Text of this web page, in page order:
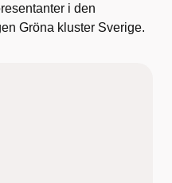
i den
Gröna kluster Sverige.